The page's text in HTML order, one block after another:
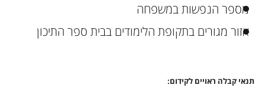
מספר הנפשות במשפחה
אזור מגורים בתקופת הלימודים בבית ספר התיכון
תנאי קבלה ראויים לקידום: